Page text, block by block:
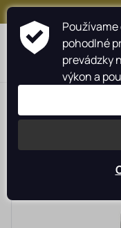
+421 917 159 547
Rybárské potreby
Návnady a nástrahy >
pohodlné
prevádzky
výkon a